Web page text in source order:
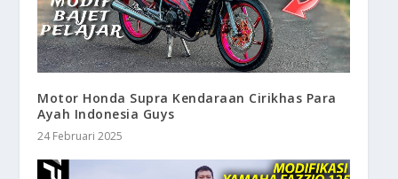
Motor Honda Supra Kendaraan Cirikhas Para
Ayah Indonesia Guys
24 Februari 2025